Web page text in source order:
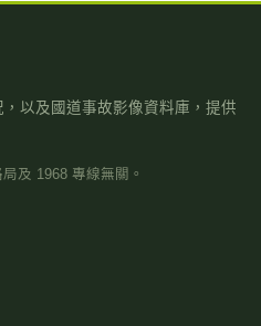
以及國道事故影像資料庫，提供
及 1968 專線無關。